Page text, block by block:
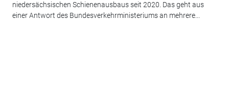
niedersächsischen Schienenausbaus seit 2020. Das geht aus
einer Antwort des Bundesverkehrministeriums an mehrere...